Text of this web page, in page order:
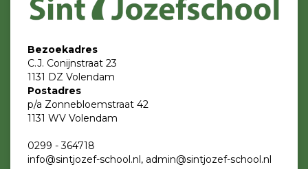
Bezoekadres
C.J. Conijnstraat 23
1131 DZ Volendam
Postadres
p/a Zonnebloemstraat 42
1131 WV Volendam
0299 - 364718
info@sintjozef-school.nl, admin@sintjozef-school.nl